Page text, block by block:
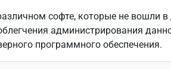
софте, которые не вошли в
администрирования
программного обеспечения.